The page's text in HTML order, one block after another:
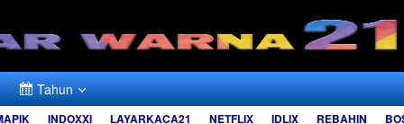
Tahun
INDOXXI LAYARKACA21 NETFLIX IDLIX REBAHIN